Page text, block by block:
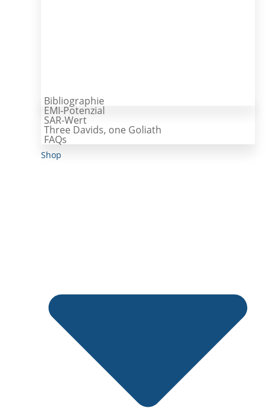
Bibliographie
EMI-Potenzial
SAR-Wert
Three Davids, one Goliath
FAQs
Shop